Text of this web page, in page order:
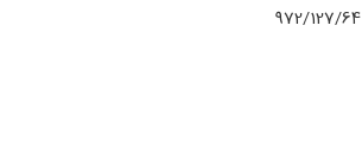
972/127/64